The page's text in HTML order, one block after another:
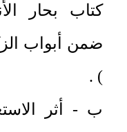
كتاب بحار
) .
ب - أثر